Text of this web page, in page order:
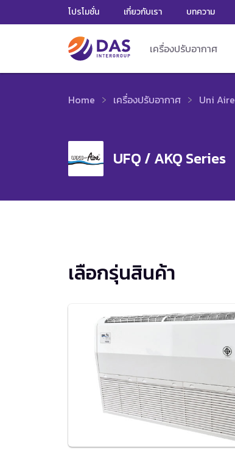
โปรโมชั่น เกี่ยวกับเรา บทความ
เครื่องปรับอากาศ
Home เครื่องปรับอากาศ Uni Aire
UFQ / AKQ Series
เลือกรุ่นสินค้า